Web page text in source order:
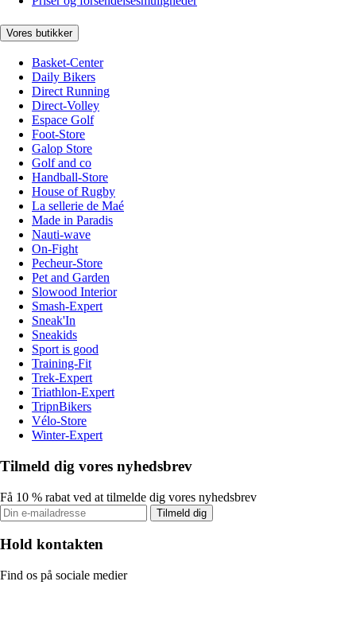
Vores butikker
Basket-Center
Daily Bikers
Direct Running
Direct-Volley
Espace Golf
Foot-Store
Galop Store
Golf and co
Handball-Store
House of Rugby
La sellerie de Maé
Made in Paradis
Nauti-wave
On-Fight
Pecheur-Store
Pet and Garden
Slowood Interior
Smash-Expert
Sneak'In
Sneakids
Sport is good
Training-Fit
Trek-Expert
Triathlon-Expert
TripnBikers
Vélo-Store
Winter-Expert
Tilmeld dig vores nyhedsbrev
Få 10 % rabat ved at tilmelde dig vores nyhedsbrev
Tilmeld dig
Hold kontakten
Find os på sociale medier